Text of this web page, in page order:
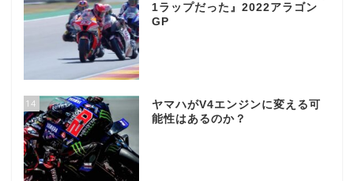
1ラップだった』2022アラゴン
GP
14
ヤマハがV4エンジンに変える可
能性はあるのか？